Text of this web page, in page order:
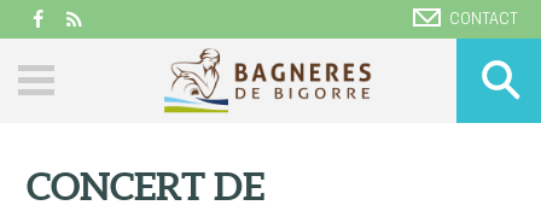
CONTACT
CONCERT DE